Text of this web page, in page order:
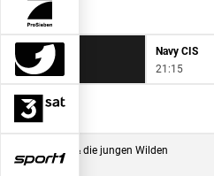
Navy CIS
21:15
aus Marzahn & die jungen Wilden